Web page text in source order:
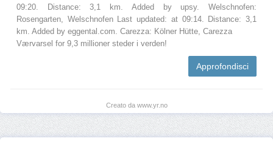
09:20. Distance: 3,1 km. Added by upsy. Welschnofen:
Rosengarten, Welschnofen Last updated: at 09:14. Distance: 3,1
km. Added by eggental.com. Carezza: Kölner Hütte, Carezza
Værvarsel for 9,3 millioner steder i verden!
Approfondisci
Creato da www.yr.no